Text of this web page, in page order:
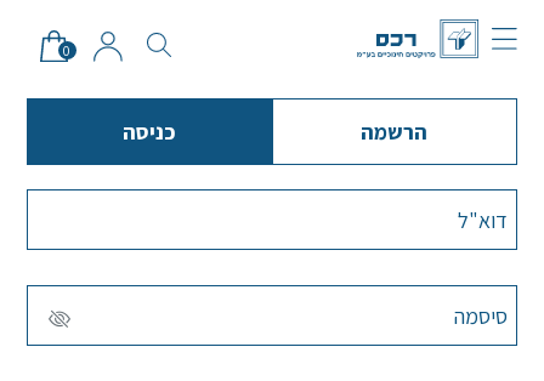
0
סגור
הרשמה כניסה